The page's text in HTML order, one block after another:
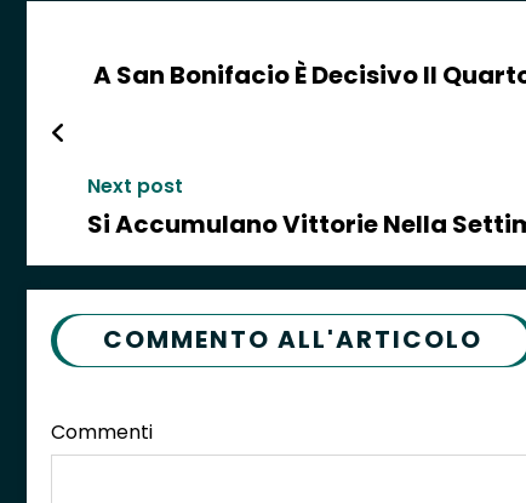
A San Bonifacio È Decisivo Il
Next post
Si Accumulano Vittorie Nella
COMMENTO ALL'ARTICOLO
Commenti